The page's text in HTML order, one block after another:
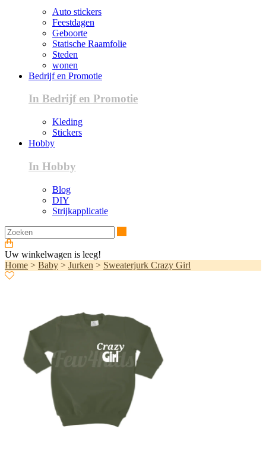
Auto stickers
Feestdagen
Geboorte
Statische Raamfolie
Steden
wonen
Bedrijf en Promotie
In Bedrijf en Promotie
Kleding
Stickers
Hobby
In Hobby
Blog
DIY
Strijkapplicatie
Uw winkelwagen is leeg!
Home > Baby > Jurken > Sweaterjurk Crazy Girl